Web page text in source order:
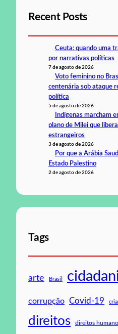
Recent Posts
Ceuta: quando uma
por narrativas políticas
7 de agosto de 2026
Voto feminino no
centenária sob ataque
política
5 de agosto de 2026
Indígenas marcham
plano de Milei que
estrangeiros
3 de agosto de 2026
Por que a Arábia
Estado Palestino
2 de agosto de 2026
Tags
arte Brasil
corrupção Covid-19
direitos direitos